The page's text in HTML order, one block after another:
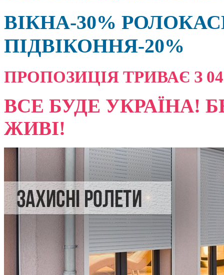
ВІКНА-30%
ПІДВІКОННЯ-20%
ПРОПОЗИЦІЯ ТРИВАЄ З
ВСЕ БУДЕ УКРАЇНА!
ЖИВІ!